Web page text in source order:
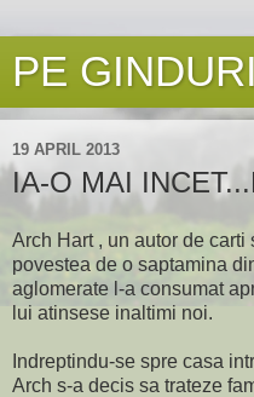
PE GINDURI
19 APRIL 2013
IA-O MAI
Arch Hart , un autor de
povestea de o saptamina
aglomerate l-a consumat
lui atinsese inaltimi noi.
Indreptindu-se spre casa
Arch s-a decis sa trateze